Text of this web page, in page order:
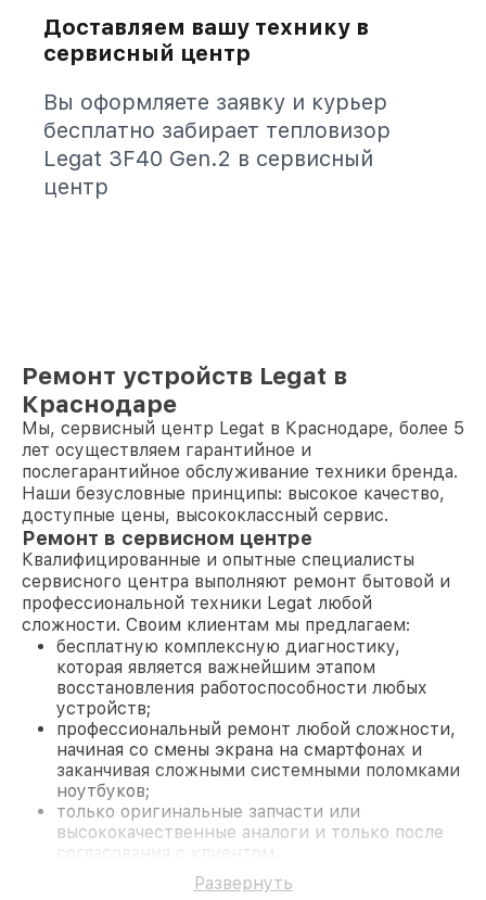
Доставляем вашу технику в
сервисный центр
Вы оформляете заявку и курьер
бесплатно забирает тепловизор
Legat 3F40 Gen.2 в сервисный
центр
Ремонт устройств Legat в
Краснодаре
Мы, сервисный центр Legat в Краснодаре, более 5
лет осуществляем гарантийное и
послегарантийное обслуживание техники бренда.
Наши безусловные принципы: высокое качество,
доступные цены, высококлассный сервис.
Ремонт в сервисном центре
Квалифицированные и опытные специалисты
сервисного центра выполняют ремонт бытовой и
профессиональной техники Legat любой
сложности. Своим клиентам мы предлагаем:
бесплатную комплексную диагностику,
которая является важнейшим этапом
восстановления работоспособности любых
устройств;
профессиональный ремонт любой сложности,
начиная со смены экрана на смартфонах и
заканчивая сложными системными поломками
ноутбуков;
только оригинальные запчасти или
высококачественные аналоги и только после
согласования с клиентом.
На все работы и замененные комплектующие
предоставляется длительная гарантия. В случае
Развернуть